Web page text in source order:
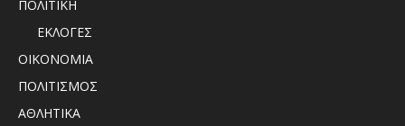
ΠΟΛΙΤΙΚΗ
ΕΚΛΟΓΕΣ
ΟΙΚΟΝΟΜΙΑ
ΠΟΛΙΤΙΣΜΟΣ
ΑΘΛΗΤΙΚΑ